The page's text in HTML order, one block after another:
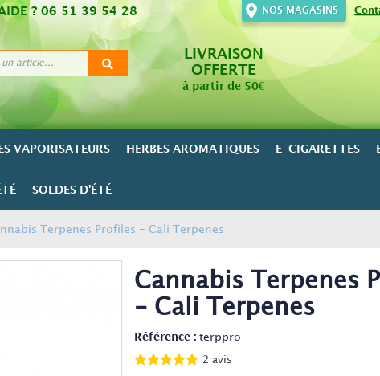
NOS MAGASINS
?06 51 39 54 28
LIVRAISON
OFFERTE
à partir de 50€
VAPORISATEURS HERBES AROMATIQUES E-CIGARETTES
SOLDES D'ÉTÉ
Terpenes Profiles - Cali Terpenes
Cannabis Terpenes
- Cali Terpenes
Référence : terppro
2 avis